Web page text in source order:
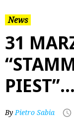
News
31
PIEST”…
ByPietro Sabia